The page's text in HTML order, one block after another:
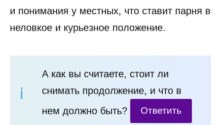
и понимания у местных, что ставит парня в
неловкое и курьезное положение.
А как вы считаете, стоит ли
снимать продолжение, и что в
нем должно быть?
Ответить